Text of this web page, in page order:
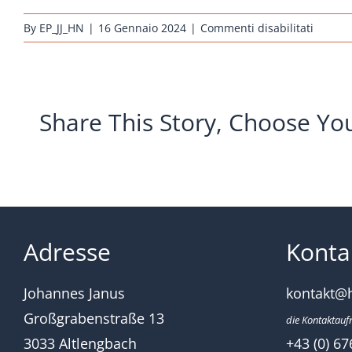
By EP_JJ_HN | 16 Gennaio 2024 | Commenti disabilitati
Share This Story, Choose
Adresse
Johannes Janus
Großgrabenstraße 13
3033 Altlengbach
die
+43 (0)